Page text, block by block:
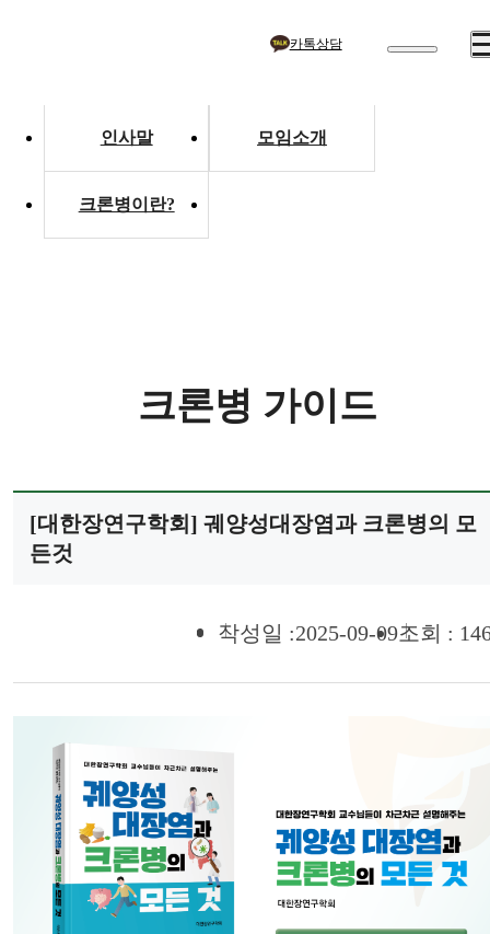
카톡상담
소개 크론병 가이드
인사말 모임소개
크론병이란?
크론병 가이드
[대한장연구학회] 궤양성대장염과 크론병의 모
든것
작성일 :2025-09-09조회 :